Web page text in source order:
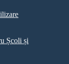
Școli și